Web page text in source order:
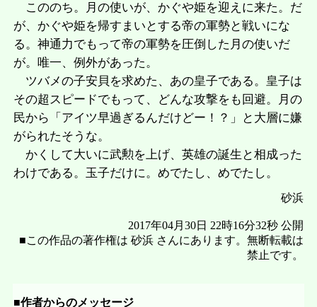
こののち。月の使いが、かぐや姫を迎えに来た。だ
が、かぐや姫を帰すまいとする帝の軍勢と戦いにな
る。神通力でもって帝の軍勢を圧倒した月の使いだ
が。唯一、例外があった。
ツバメの子安貝を求めた、あの皇子である。皇子は
その超スピードでもって、どんな攻撃をも回避。月の
民から「アイツ早過ぎるんだけどー！？」と大層に嫌
がられたそうな。
かくして大いに武勲を上げ、英雄の誕生と相成った
わけである。玉子だけに。めでたし、めでたし。
砂浜
2017年04月30日 22時16分32秒 公開
■この作品の著作権は 砂浜 さんにあります。無断転載は
禁止です。
■作者からのメッセージ